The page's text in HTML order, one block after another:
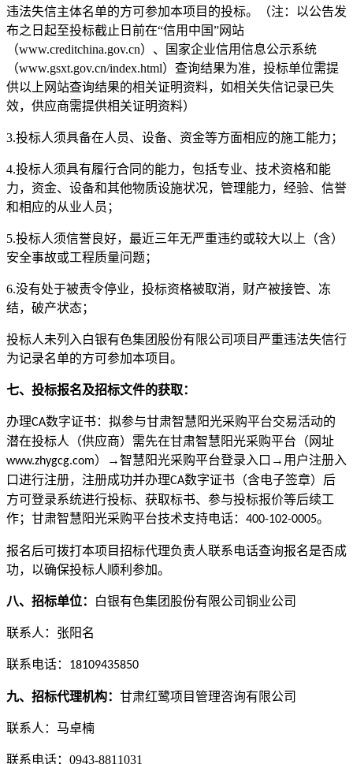
违法失信主体名单的方可参加本项目的投标。（注：以公告发
布之日起至投标截止日前在“信用中国”网站
（www.creditchina.gov.cn）、国家企业信用信息公示系统
（www.gsxt.gov.cn/index.html）查询结果为准，投标单位需提
供以上网站查询结果的相关证明资料，如相关失信记录已失
效，供应商需提供相关证明资料）
3.投标人须具备在人员、设备、资金等方面相应的施工能力；
4.投标人须具有履行合同的能力，包括专业、技术资格和能
力，资金、设备和其他物质设施状况，管理能力，经验、信誉
和相应的从业人员；
5.投标人须信誉良好，最近三年无严重违约或较大以上（含）
安全事故或工程质量问题；
6.没有处于被责令停业，投标资格被取消，财产被接管、冻
结，破产状态；
投标人未列入白银有色集团股份有限公司项目严重违法失信行
为记录名单的方可参加本项目。
七、投标报名及招标文件的获取：
办理CA数字证书：拟参与甘肃智慧阳光采购平台交易活动的
潜在投标人（供应商）需先在甘肃智慧阳光采购平台（网址
www.zhygcg.com）→智慧阳光采购平台登录入口→用户注册入
口进行注册，注册成功并办理CA数字证书（含电子签章）后
方可登录系统进行投标、获取标书、参与投标报价等后续工
作；甘肃智慧阳光采购平台技术支持电话： 400-102-0005。
报名后可拨打本项目招标代理负责人联系电话查询报名是否成
功，以确保投标人顺利参加。
八、招标单位： 白银有色集团股份有限公司铜业公司
联系人：张阳名
联系电话： 18109435850
九、招标代理机构： 甘肃红鹭项目管理咨询有限公司
联系人： 马卓楠
联系电话： 0943-8811031